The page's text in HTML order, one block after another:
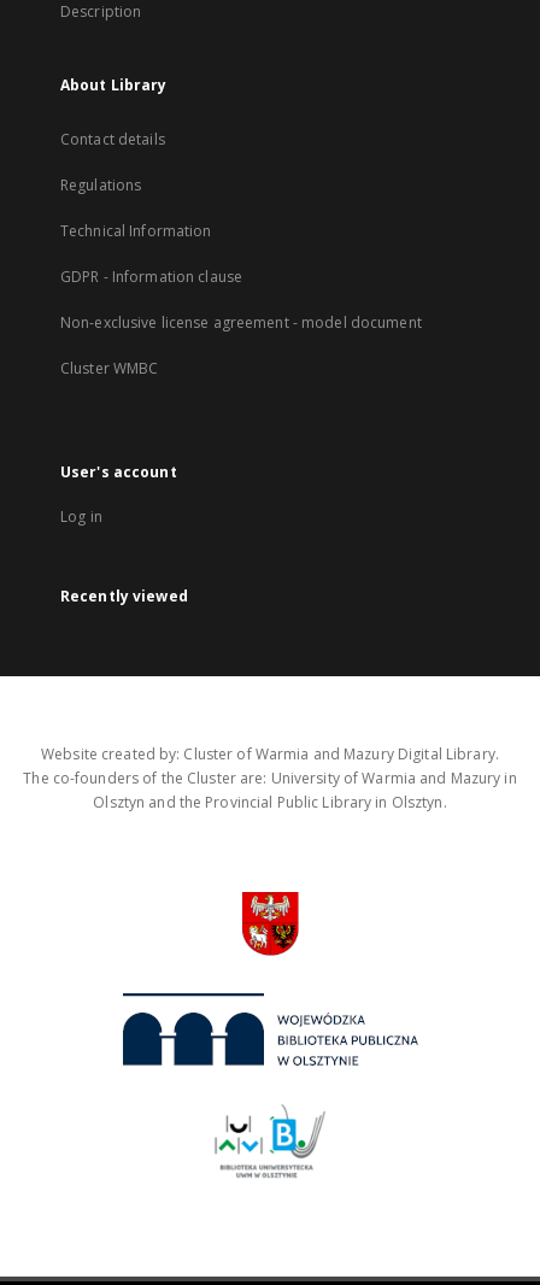
Description
About Library
Contact details
Regulations
Technical Information
GDPR - Information clause
Non-exclusive license agreement - model document
Cluster WMBC
User's account
Log in
Recently viewed
Website created by: Cluster of Warmia and Mazury Digital Library.
The co-founders of the Cluster are: University of Warmia and Mazury in
Olsztyn and the Provincial Public Library in Olsztyn.